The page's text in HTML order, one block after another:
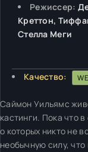
Режиссер:
Креттон,
Стелла Меги
Качество:
Саймон Уильямс
кастинги. Пока что
о которых никто не
необычную силу,